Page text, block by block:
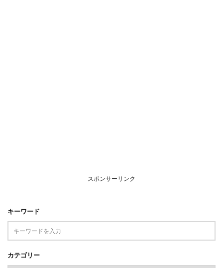
スポンサーリンク
キーワード
カテゴリー